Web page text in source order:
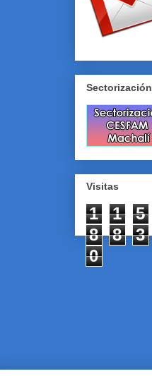
Sectorización
Visitas
1 1
5
8
8
3
0